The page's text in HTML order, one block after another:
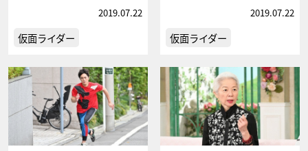
2019.07.22
仮面ライダー
2019.07.22
仮面ライダー